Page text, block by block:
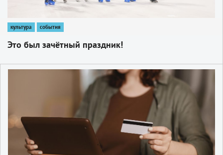
культура события
Это был зачётный праздник!